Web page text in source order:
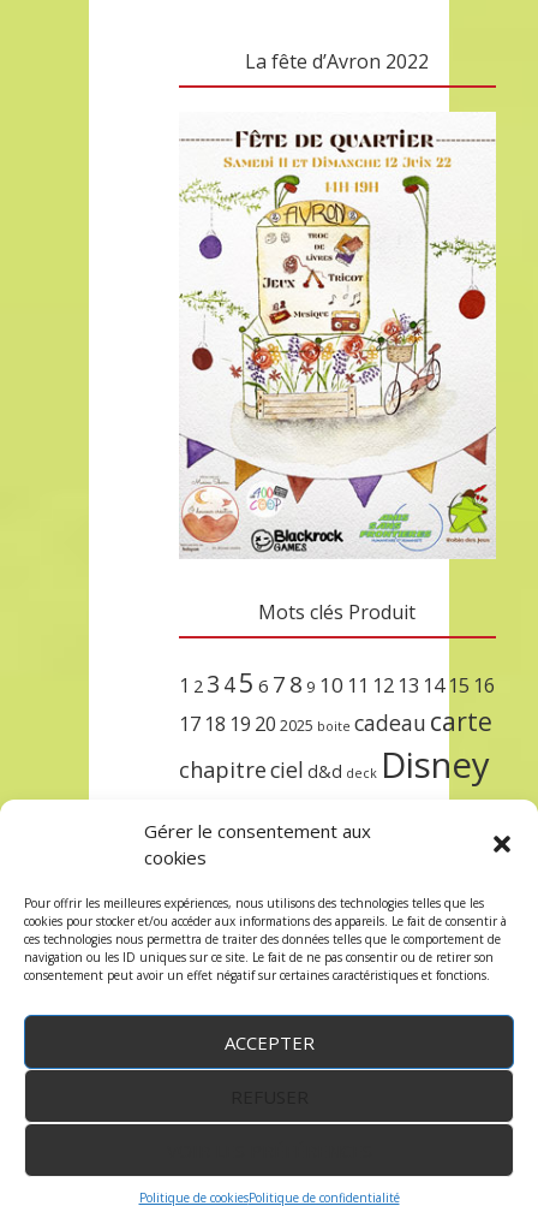
Gérer le consentement aux
cookies
Pour offrir les meilleures expériences, nous utilisons des technologies telles que les
cookies pour stocker et/ou accéder aux informations des appareils. Le fait de consentir à
ces technologies nous permettra de traiter des données telles que le comportement de
navigation ou les ID uniques sur ce site. Le fait de ne pas consentir ou de retirer son
consentement peut avoir un effet négatif sur certaines caractéristiques et fonctions.
ACCEPTER
Politique de cookiesPolitique de confidentialité
La fête d’Avron 2022
Mots clés Produit
1 2 3 45 6 7 8 9 10 11 12 13 14 15 16
17 18 19 20 2025 boite cadeau carte
chapitreciel d&d deck Disney
lorcana
protègeprécommandesetsleeve
terre trois unlockursula étincelant
Copyright © 2023 robindesjeux.com -Mentions